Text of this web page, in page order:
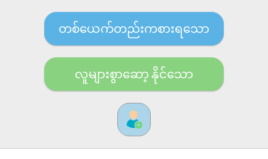
တစ်ယေက်တည်းကစားရသော
လူများစွာဆော့ နိုင်သော